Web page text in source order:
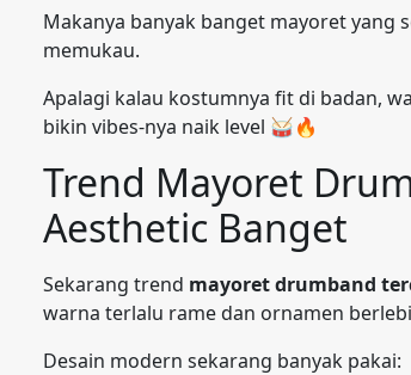
Makanya banyak banget mayoret yang
memukau.
Apalagi kalau kostumnya fit di badan,
bikin vibes-nya naik level 🥁🔥
Trend Mayoret
Aesthetic Banget
Sekarang trend mayoret drumband
warna terlalu rame dan ornamen
Desain modern sekarang banyak pakai: